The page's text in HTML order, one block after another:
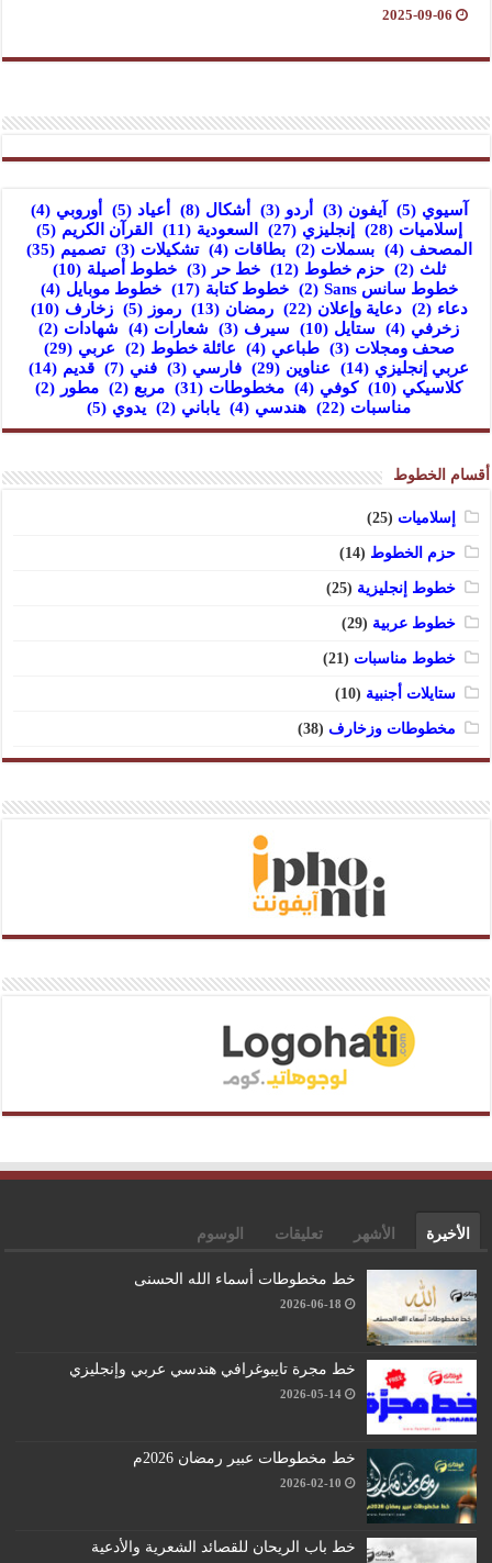
2025-09-06
آسيوي (5) آيفون (3) أردو (3) أشكال (8) أعياد (5) أوروبي (4)
إسلاميات (28) إنجليزي (27) السعودية (11) القرآن الكريم (5)
المصحف (4) بسملات (2) بطاقات (4) تشكيلات (3) تصميم (35)
ثلث (2) حزم خطوط (12) خط حر (3) خطوط أصيلة (10)
خطوط سانس Sans
(2) خطوط كتابة (17) خطوط موبايل (4)
دعاء (2) دعاية وإعلان (22) رمضان (13) رموز (5) زخارف (10)
زخرفي (4) ستايل (10) سيرف (3) شعارات (4) شهادات (2)
صحف ومجلات (3) طباعي (4) عائلة خطوط (2) عربي (29)
عربي إنجليزي (14) عناوين (29) فارسي (3) فني (7) قديم (14)
كلاسيكي (10) كوفي (4) مخطوطات (31) مربع (2) مطور (2)
مناسبات (22) هندسي (4) ياباني (2) يدوي (5)
أقسام الخطوط
إسلاميات (25)
حزم الخطوط (14)
خطوط إنجليزية (25)
خطوط عربية (29)
خطوط مناسبات (21)
ستايلات أجنبية (10)
مخطوطات وزخارف (38)
الأخيرة الأشهر تعليقات الوسوم
خط مخطوطات أسماء الله الحسنى
2026-06-18
خط مجرة تايبوغرافي هندسي عربي وإنجليزي
2026-05-14
خط مخطوطات عبير رمضان 2026م
2026-02-10
خط باب الريحان للقصائد الشعرية والأدعية